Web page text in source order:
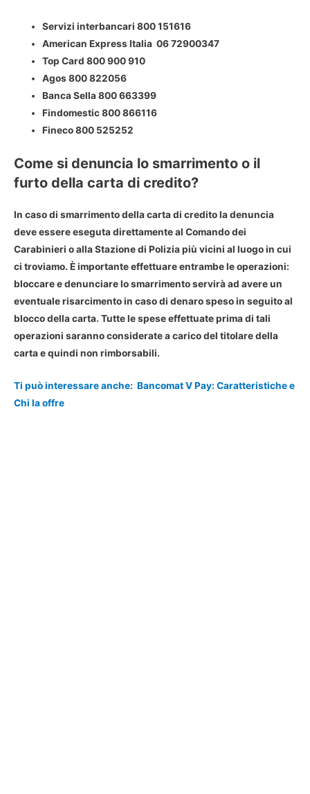
Servizi interbancari 800 151616
American Express Italia 06 72900347
Top Card 800 900 910
Agos 800 822056
Banca Sella 800 663399
Findomestic 800 866116
Fineco 800 525252
Come si denuncia lo smarrimento o il
furto della carta di credito?
In caso di smarrimento della carta di credito la denuncia
deve essere eseguta direttamente al Comando dei
Carabinieri o alla Stazione di Polizia più vicini al luogo in cui
ci troviamo. È importante effettuare entrambe le operazioni:
bloccare e denunciare lo smarrimento servirà ad avere un
eventuale risarcimento in caso di denaro speso in seguito al
blocco della carta. Tutte le spese effettuate prima di tali
operazioni saranno considerate a carico del titolare della
carta e quindi non rimborsabili.
Ti può interessare anche: Bancomat V Pay: Caratteristiche e
Chi la offre